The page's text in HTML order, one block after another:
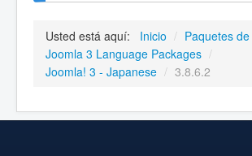
Usted está aquí: Inicio / Paquetes
Joomla 3 Language Packages /
Joomla! 3 - Japanese / 3.8.6.2